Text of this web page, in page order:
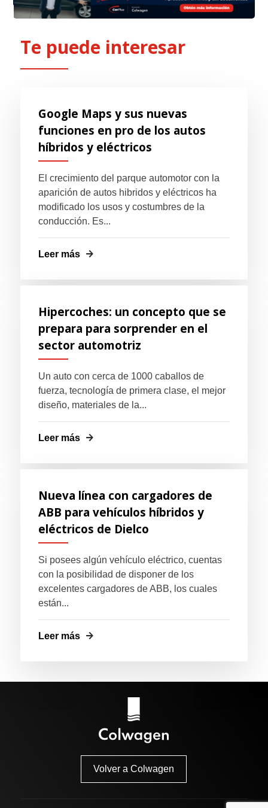
Te puede interesar
Google Maps y sus nuevas
funciones en pro de los autos
híbridos y eléctricos
El crecimiento del parque automotor con la
aparición de autos hibridos y eléctricos ha
modificado los usos y costumbres de la
conducción. Es...
Leer más
Hipercoches: un concepto que se
prepara para sorprender en el
sector automotriz
Un auto con cerca de 1000 caballos de
fuerza, tecnología de primera clase, el mejor
diseño, materiales de la...
Leer más
Nueva línea con cargadores de
ABB para vehículos híbridos y
eléctricos de Dielco
Si posees algún vehículo eléctrico, cuentas
con la posibilidad de disponer de los
excelentes cargadores de ABB, los cuales
están...
Leer más
Volver a Colwagen